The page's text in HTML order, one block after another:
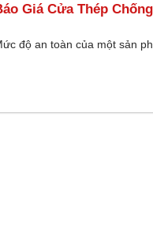
Giá Cửa Thép
độ an toàn của một sản